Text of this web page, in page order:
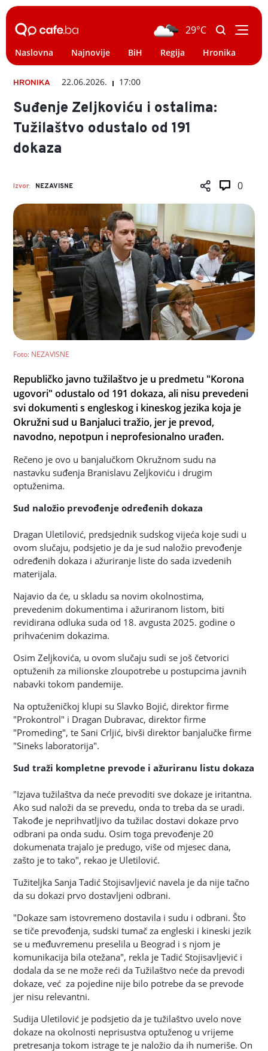
29°C
Naslovna Najnovije BiH Regija Hronika
HRONIKA 22.06.2026. 17:00
Suđenje Zeljkoviću i ostalima:
Tužilaštvo odustalo od 191
dokaza
Izvor: NEZAVISNE 0
Foto: NEZAVISNE
Republičko javno tužilaštvo je u predmetu "Korona
ugovori" odustalo od 191 dokaza, ali nisu prevedeni
svi dokumenti s engleskog i kineskog jezika koja je
Okružni sud u Banjaluci tražio, jer je prevod,
navodno, nepotpun i neprofesionalno urađen.
Rečeno je ovo u banjalučkom Okružnom sudu na
nastavku suđenja Branislavu Zeljkoviću i drugim
optuženima.
Sud naložio prevođenje određenih dokaza
Dragan Uletilović, predsjednik sudskog vijeća koje sudi u
ovom slučaju, podsjetio je da je sud naložio prevođenje
određenih dokaza i ažuriranje liste do sada izvedenih
materijala.
Najavio da će, u skladu sa novim okolnostima,
prevedenim dokumentima i ažuriranom listom, biti
revidirana odluka suda od 18. avgusta 2025. godine o
prihvaćenim dokazima.
Osim Zeljkovića, u ovom slučaju sudi se još četvorici
optuženih za milionske zloupotrebe u postupcima javnih
nabavki tokom pandemije.
Na optuženičkoj klupi su Slavko Bojić, direktor firme
"Prokontrol" i Dragan Dubravac, direktor firme
"Promeding", te Sani Crljić, bivši direktor banjalučke firme
"Sineks laboratorija".
Sud traži kompletne prevode i ažuriranu listu dokaza
"Izjava tužilaštva da neće prevoditi sve dokaze je iritantna.
Ako sud naloži da se prevedu, onda to treba da se uradi.
Takođe je neprihvatljivo da tužilac dostavi dokaze prvo
odbrani pa onda sudu. Osim toga prevođenje 20
dokumenata trajalo je predugo, više od mjesec dana,
zašto je to tako", rekao je Uletilović.
Tužiteljka Sanja Tadić Stojisavljević navela je da nije tačno
da su dokazi prvo dostavljeni odbrani.
"Dokaze sam istovremeno dostavila i sudu i odbrani. Što
se tiče prevođenja, sudski tumač za engleski i kineski jezik
se u međuvremenu preselila u Beograd i s njom je
komunikacija bila otežana", rekla je Tadić Stojisavljević i
dodala da se ne može reći da Tužilaštvo neće da prevodi
dokaze, već za pojedine nije bilo potrebe da se prevode
jer nisu relevantni.
Sudija Uletilović je podsjetio da je tužilaštvo uvelo nove
dokaze na okolnosti neprisustva optuženog u vrijeme
pretresanja tokom istrage te je naložio da ih numeriše. On